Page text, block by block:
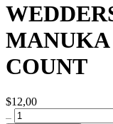
MANUKA
COUNT
$12,00